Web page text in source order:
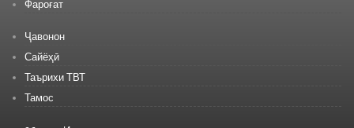
Фароғат
Ҷавонон
Сайёҳӣ
Таърихи ТВТ
Тамос